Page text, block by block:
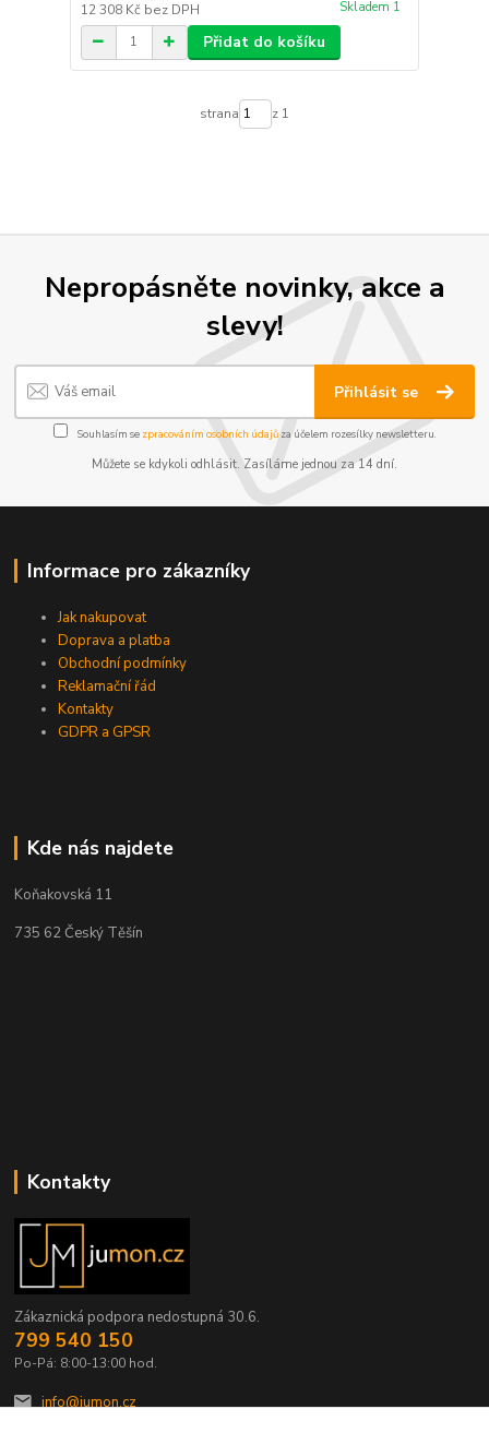
12 308 Kč bez DPH Skladem 1
Přidat do košíku
strana z 1
Nepropásněte novinky, akce a
slevy!
Přihlásit se
Souhlasím se zpracováním osobních údajůza účelem rozesílky newsletteru.
Můžete se kdykoli odhlásit. Zasíláme jednou za 14 dní.
Informace pro zákazníky
Jak nakupovat
Doprava a platba
Obchodní podmínky
Reklamační řád
Kontakty
GDPR a GPSR
Kde nás najdete
Koňakovská 11
735 62 Český Těšín
Kontakty
Zákaznická podpora nedostupná 30.6.
799 540 150
Po-Pá: 8:00-13:00 hod.
info@jumon.cz